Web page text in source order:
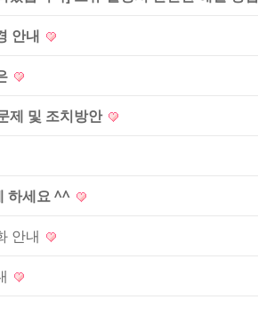
안내
제 및 조치방안
하세요 ^^
안내